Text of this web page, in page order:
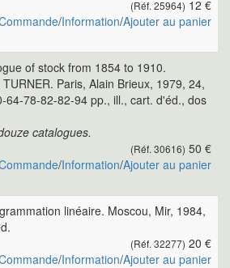
(Réf. 25964) 12 €
/Information/Ajouter au panier
of stock from 1854 to 1910.
Paris, Alain Brieux, 1979, 24,
64-78-82-82-94 pp., ill., cart. d'éd., dos
catalogues.
(Réf. 30616) 50 €
/Information/Ajouter au panier
linéaire. Moscou, Mir, 1984,
(Réf. 32277) 20 €
/Information/Ajouter au panier